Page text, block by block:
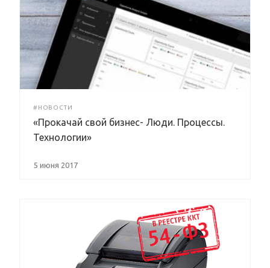
#НОВОСТИ
«Прокачай свой бизнес- Люди. Процессы.
Технологии»
5 июня 2017